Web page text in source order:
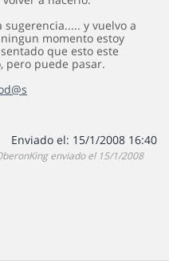
sugerencia..... y vuelvo a
momento estoy
que esto este
pero puede pasar.
Enviado el: 15/1/2008 16:40
enviado el 15/1/2008